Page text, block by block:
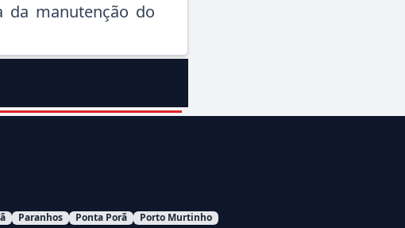
da manutenção do
Paranhos Ponta Porã Porto Murtinho